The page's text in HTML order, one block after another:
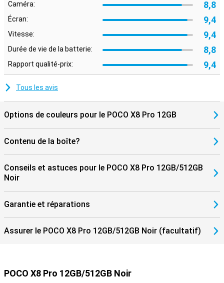
Caméra: 8,8
Écran: 9,4
Vitesse: 9,4
Durée de vie de la batterie: 8,8
Rapport qualité-prix: 9,4
Tous les avis
Options de couleurs pour le POCO X8 Pro 12GB
Contenu de la boîte?
Conseils et astuces pour le POCO X8 Pro 12GB/512GB
Noir
Garantie et réparations
Assurer le POCO X8 Pro 12GB/512GB Noir (facultatif)
POCO X8 Pro 12GB/512GB Noir